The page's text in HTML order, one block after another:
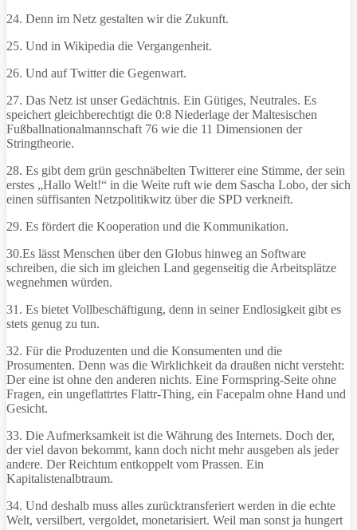
24. Denn im Netz gestalten wir die Zukunft.
25. Und in Wikipedia die Vergangenheit.
26. Und auf Twitter die Gegenwart.
27. Das Netz ist unser Gedächtnis. Ein Gütiges, Neutrales. Es
speichert gleichberechtigt die 0:8 Niederlage der Maltesischen
Fußballnationalmannschaft 76 wie die 11 Dimensionen der
Stringtheorie.
28. Es gibt dem grün geschnäbelten Twitterer eine Stimme, der sein
erstes „Hallo Welt!“ in die Weite ruft wie dem Sascha Lobo, der sich
einen süffisanten Netzpolitikwitz über die SPD verkneift.
29. Es fördert die Kooperation und die Kommunikation.
30.Es lässt Menschen über den Globus hinweg an Software
schreiben, die sich im gleichen Land gegenseitig die Arbeitsplätze
wegnehmen würden.
31. Es bietet Vollbeschäftigung, denn in seiner Endlosigkeit gibt es
stets genug zu tun.
32. Für die Produzenten und die Konsumenten und die
Prosumenten. Denn was die Wirklichkeit da draußen nicht versteht:
Der eine ist ohne den anderen nichts. Eine Formspring-Seite ohne
Fragen, ein ungeflattrtes Flattr-Thing, ein Facepalm ohne Hand und
Gesicht.
33. Die Aufmerksamkeit ist die Währung des Internets. Doch der,
der viel davon bekommt, kann doch nicht mehr ausgeben als jeder
andere. Der Reichtum entkoppelt vom Prassen. Ein
Kapitalistenalbtraum.
34. Und deshalb muss alles zurücktransferiert werden in die echte
Welt, versilbert, vergoldet, monetarisiert. Weil man sonst ja hungert